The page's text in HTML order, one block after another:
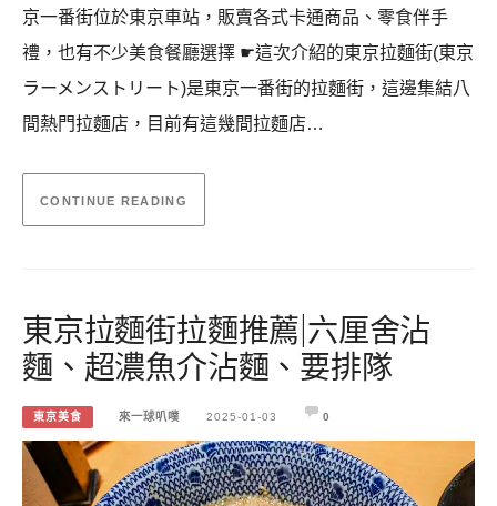
京一番街位於東京車站，販賣各式卡通商品、零食伴手
禮，也有不少美食餐廳選擇 ☛這次介紹的東京拉麵街(東京
ラーメンストリート)是東京一番街的拉麵街，這邊集結八
間熱門拉麵店，目前有這幾間拉麵店…
CONTINUE READING
東京拉麵街拉麵推薦|六厘舍沾
麵、超濃魚介沾麵、要排隊
東京美食 來一球叭噗 2025-01-03 0